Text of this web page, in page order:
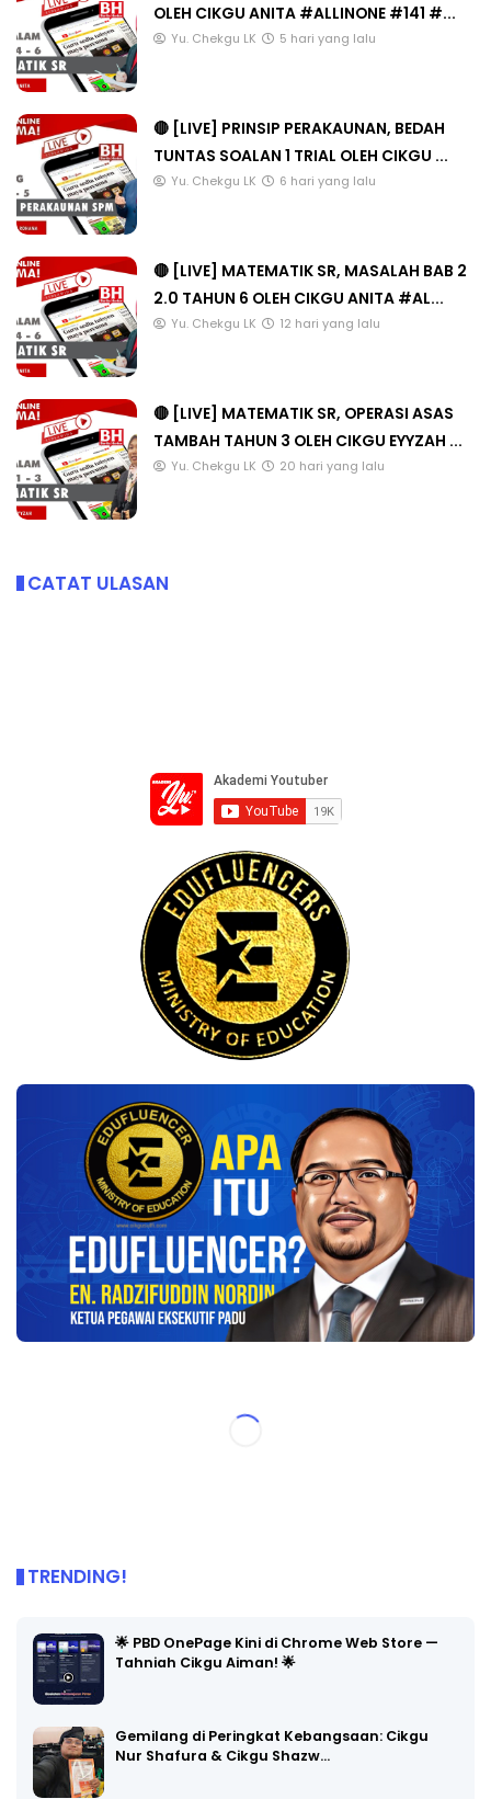
OLEH CIKGU ANITA #ALLINONE #141 #...
Yu. Chekgu LK 5 hari yang lalu
🔴 [LIVE] PRINSIP PERAKAUNAN, BEDAH
TUNTAS SOALAN 1 TRIAL OLEH CIKGU ...
Yu. Chekgu LK 6 hari yang lalu
🔴 [LIVE] MATEMATIK SR, MASALAH BAB 2
2.0 TAHUN 6 OLEH CIKGU ANITA #AL...
Yu. Chekgu LK 12 hari yang lalu
🔴 [LIVE] MATEMATIK SR, OPERASI ASAS
TAMBAH TAHUN 3 OLEH CIKGU EYYZAH ...
Yu. Chekgu LK 20 hari yang lalu
CATAT ULASAN
TRENDING!
🌟 PBD OnePage Kini di Chrome Web Store —
Tahniah Cikgu Aiman! 🌟
Gemilang di Peringkat Kebangsaan: Cikgu
Nur Shafura & Cikgu Shazw…